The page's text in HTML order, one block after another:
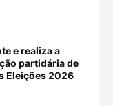
e realiza a
partidária de
Eleições 2026